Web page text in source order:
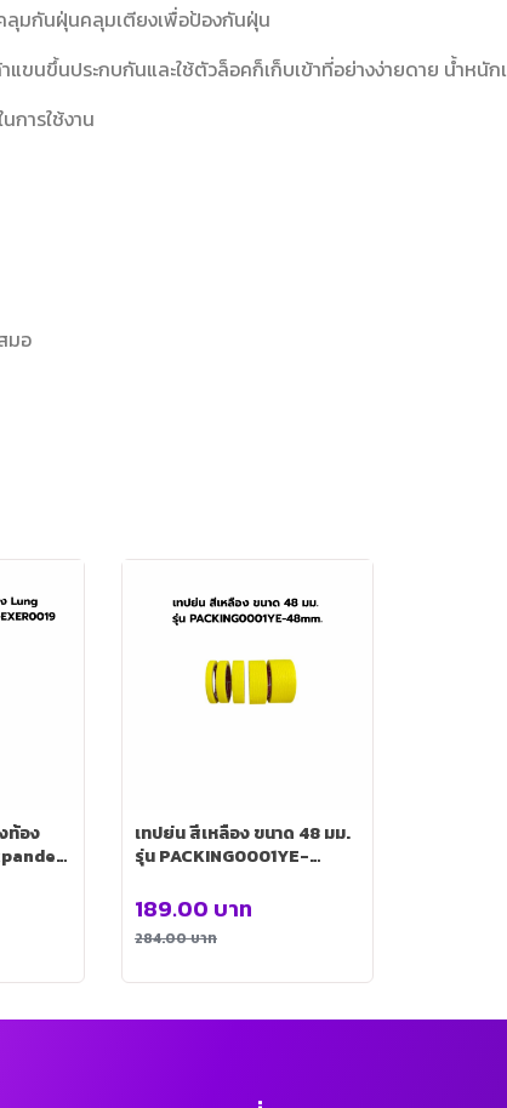
ลุมกันฝุ่นคลุมเตียงเพื่อป้องกันฝุ่น
นขึ้นประกบกันและใช้ตัวล็อคก็เก็บเข้าที่อย่างง่ายดาย น้ำหนัก
การใช้งาน
มอ
ท้อง
เทปย่น สีเหลือง ขนาด 48 มม.
รุ่น PACKING0001YE-
284.00บาท
189.00 บาท